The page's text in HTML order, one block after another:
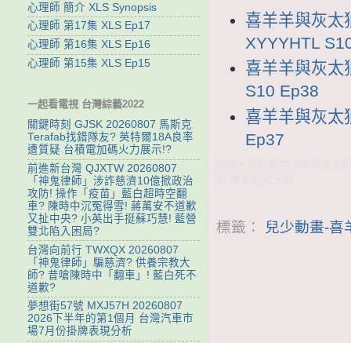
喜羊羊與灰太
XYYYHTL
喜羊羊與灰太
S10 Ep38
喜羊羊與灰太
Ep37
標籤： 兒少動畫-喜
心理師 簡介 XLS Synopsis
心理師 第17集 XLS Ep17
心理師 第16集 XLS Ep16
心理師 第15集 XLS Ep15
一起看電視 台灣綜藝2022
關鍵時刻 GJSK 20260807 馬斯克
Terafab找錯隊友? 英特爾18A良率
遭質疑 台積電加碼火力展示!?
前進新台灣 QJXTW 20260807
「神鬼律師」涉詐慈濟10億掀政治
攻防! 操作「疫苗」藍白超時空翻
車? 陳時中沉冤得雪! 蔣萬安不道歉
又扯中央? 小英出手挺蘇巧慧! 藍營
雙北陷入困局?
台灣向前行 TWXQX 20260807
「神鬼律師」騙慈濟? 供養宗教大
師? 昔嗆陳時中「翻車」! 藍白死不
道歉?
夢想街57號 MXJ57H 20260807
2026下半年的第1個月 台灣汽車市
場7月份掛牌表現分析